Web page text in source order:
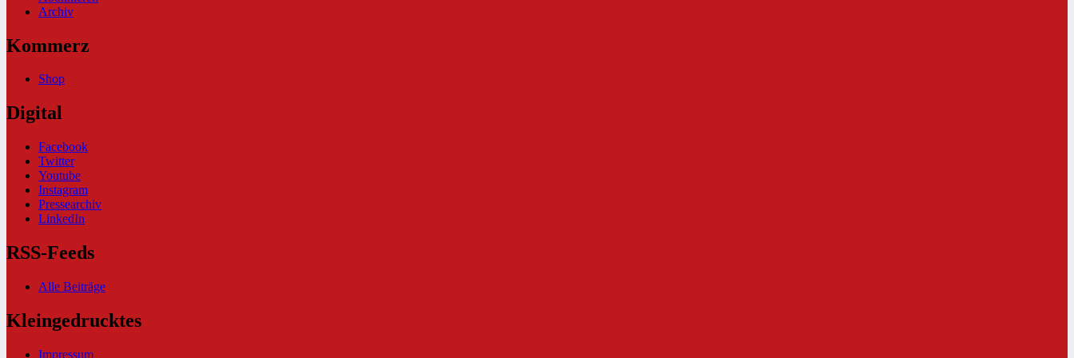
Archiv
Kommerz
Shop
Digital
Facebook
Twitter
Youtube
Instagram
Pressearchiv
LinkedIn
RSS-Feeds
Alle Beiträge
Kleingedrucktes
Impressum